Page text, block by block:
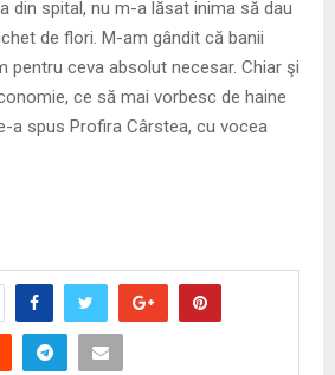
din spital, nu m-a lăsat inima să dau
de flori. M-am gândit că banii
pentru ceva absolut necesar. Chiar şi
ce să mai vorbesc de haine
a spus Profira Cârstea, cu vocea